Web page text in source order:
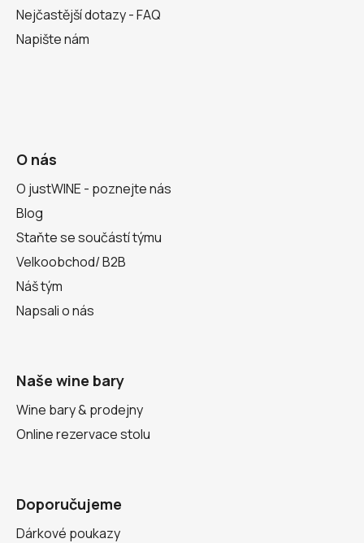
Nejčastější dotazy - FAQ
Napište nám
O nás
O justWINE - poznejte nás
Blog
Staňte se součástí týmu
Velkoobchod/ B2B
Náš tým
Napsali o nás
Naše wine bary
Wine bary & prodejny
Online rezervace stolu
Doporučujeme
Dárkové poukazy